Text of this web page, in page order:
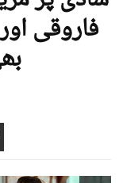
فاروقی